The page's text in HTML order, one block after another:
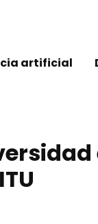
artificial